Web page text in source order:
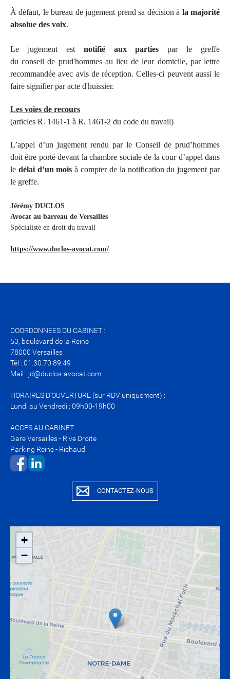
À défaut, le bureau de jugement prend sa décision à la majorité
absolue des voix.
Le jugement est notifié aux parties par le greffe
du conseil de prud'hommes au lieu de leur domicile, par lettre
recommandée avec avis de réception. Celles-ci peuvent aussi le
faire signifier par acte d'huissier.
Les voies de recours
(articles R. 1461-1 à R. 1461-2 du code du travail)
L’appel d’un jugement rendu par le Conseil de prud’hommes
doit être porté devant la chambre sociale de la cour d’appel dans
le délai d’un mois à compter de la notification du jugement par
le greffe.
Jérémy DUCLOS
Avocat au barreau de Versailles
Spécialiste en droit du travail
https://www.duclos-avocat.com/
COORDONNEES DU CABINET :
53, boulevard de la Reine
78000 Versailles
Tél : 01.30.70.89.49
Mail : jd@duclos-avocat.com
HORAIRES D'OUVERTURE (sur RDV uniquement) :
Lundi au Vendredi : 09h00-19h00
ACCES AU CABINET
Gare Versailles - Rive Droite
Parking Reine - Richaud
CONTACTEZ-NOUS
+
−